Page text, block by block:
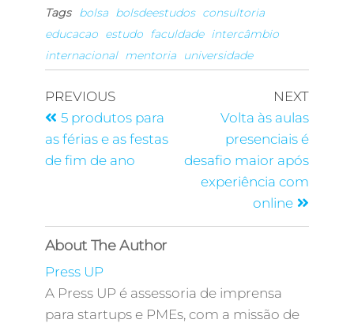
Tags
bolsa bolsdeestudos consultoria
educacao estudo faculdade intercâmbio
internacional mentoria universidade
PREVIOUS
5 produtos para
as férias e as festas
de fim de ano
NEXT
Volta às aulas
presenciais é
desafio maior após
experiência com
online
About The Author
Press UP
A Press UP é assessoria de imprensa
para startups e PMEs, com a missão de